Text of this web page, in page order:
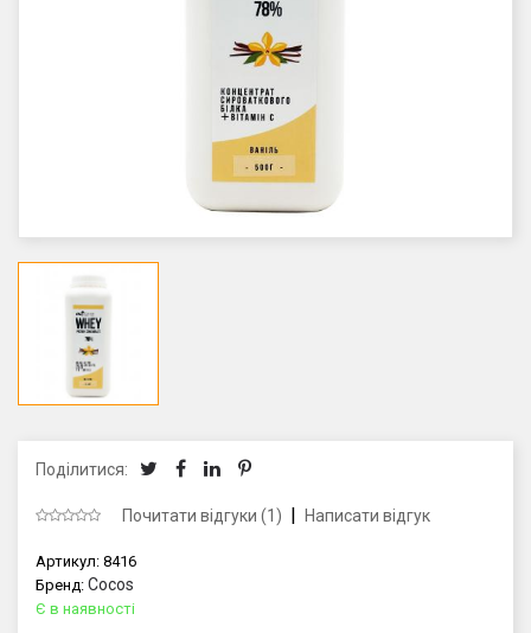
Поділитися:
Почитати відгуки (1) Написати відгук
Артикул: 8416
Бренд: Cocos
Є в наявності